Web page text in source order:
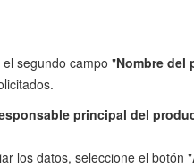
segundo campo "Nombre del
principal del
los datos, seleccione el botón "